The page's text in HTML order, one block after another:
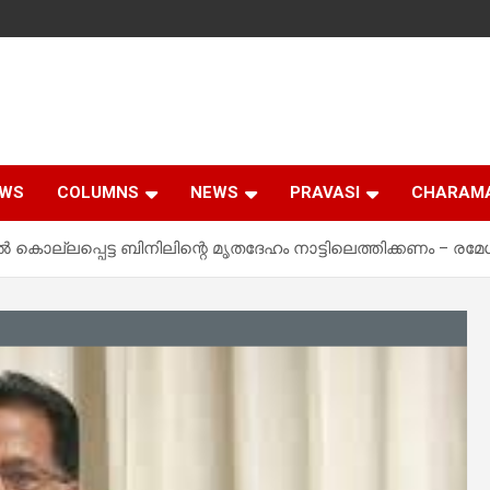
COLUMNS NEWS PRAVASI
ബിനിലിന്റെ മൃതദേഹം നാട്ടിലെത്തിക്കണം –